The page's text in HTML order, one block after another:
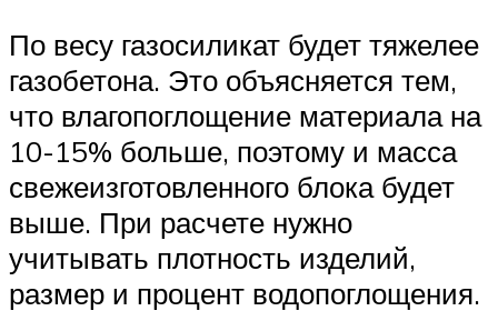
По весу газосиликат будет тяжелее
газобетона. Это объясняется тем,
что влагопоглощение материала на
10-15% больше, поэтому и масса
свежеизготовленного блока будет
выше. При расчете нужно
учитывать плотность изделий,
размер и процент водопоглощения.